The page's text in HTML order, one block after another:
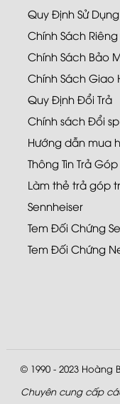
Quy Định Sử Dụng
Chính Sách Riêng
Chính Sách Bảo
Chính Sách Giao
Quy Định Đổi Trả
Chính sách Đổi
Hướng dẫn mua
Thông Tin Trả Góp
Làm thẻ trả góp
Sennheiser
Tem Đối Chứng
Tem Đối Chứng
© 1990 - 2023 Hoàng
Chuyên cung cấp